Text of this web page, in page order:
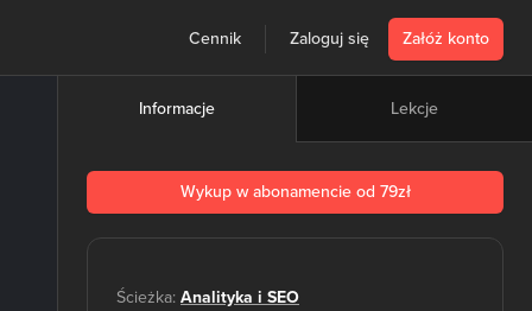
Cennik Zaloguj się Załóż konto
Informacje Lekcje
Wykup w abonamencie od 79zł
Ścieżka: Analityka i SEO